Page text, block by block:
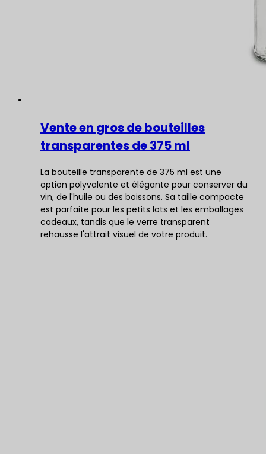
Vente en gros de bouteilles
transparentes de 375 ml
La bouteille transparente de 375 ml est une
option polyvalente et élégante pour conserver du
vin, de l'huile ou des boissons. Sa taille compacte
est parfaite pour les petits lots et les emballages
cadeaux, tandis que le verre transparent
rehausse l'attrait visuel de votre produit.